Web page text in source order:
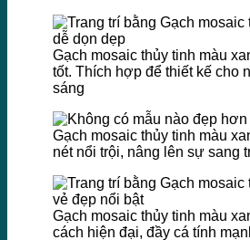
Gạch mosaic thủy tinh màu
tốt. Thích hợp để thiết kế cho
sáng
Gạch mosaic thủy tinh màu
nét nổi trội, nâng lên sự sang
Gạch mosaic thủy tinh màu
cách hiện đại, đầy cá tính